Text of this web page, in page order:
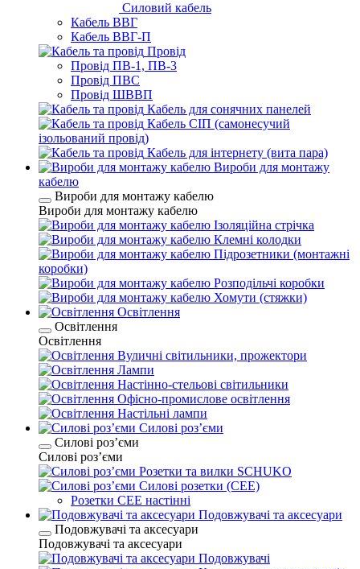
Силовий кабель
Кабель ВВГ
Кабель ВВГ-П
Провід
Провід ПВ-1, ПВ-3
Провід ПВС
Провід ШВВП
Кабель для сонячних панелей
Кабель СІП (самонесучий
ізольований провід)
Кабель для інтернету (вита пара)
Вироби для монтажу
кабелю
Вироби для монтажу кабелю
Вироби для монтажу кабелю
Ізоляційна стрічка
Клемні колодки
Підрозетники (монтажні
коробки)
Розподільчі коробки
Хомути (стяжки)
Освітлення
Освітлення
Освітлення
Вуличні світильники, прожектори
Лампи
Настінно-стельові світильники
Офісно-промислове освітлення
Настільні лампи
Силові розʼєми
Силові розʼєми
Силові розʼєми
Розетки та вилки SCHUKO
Силові розетки (CEE)
Розетки CEE настінні
Подовжувачі та аксесуари
Подовжувачі та аксесуари
Подовжувачі та аксесуари
Подовжувачі